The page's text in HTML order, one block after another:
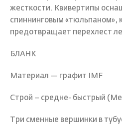
жесткости. Квивертипы
спиннинговым «тюльпаном»,
предотвращает перехлест
БЛАНК
Материал — графит IMF
Строй – средне- быстрый
Три сменные вершинки в